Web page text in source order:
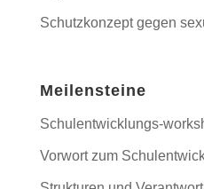
Schutzkonzept gegen
Meilensteine
Schulentwicklungs-
Vorwort zum